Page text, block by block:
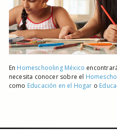
En Homeschooling México
necesita conocer sobre el
como Educación en el Hogar o